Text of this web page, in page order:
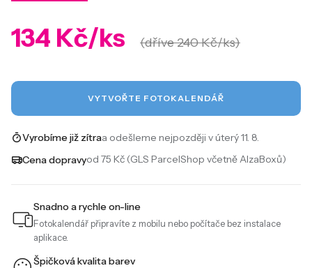
134 Kč/ks (dříve 240 Kč/ks)
VYTVOŘTE FOTOKALENDÁŘ
Vyrobíme již zítraa odešleme nejpozději v úterý 11. 8.
Cena dopravyod 75 Kč (GLS ParcelShop včetně AlzaBoxů)
Snadno a rychle on-line
Fotokalendář připravíte z mobilu nebo počítače bez instalace
aplikace.
Špičková kvalita barev